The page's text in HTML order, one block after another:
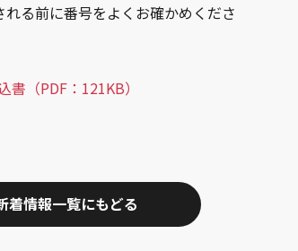
る前に番号をよくお確かめくださ
（PDF：121KB）
着情報一覧にもどる